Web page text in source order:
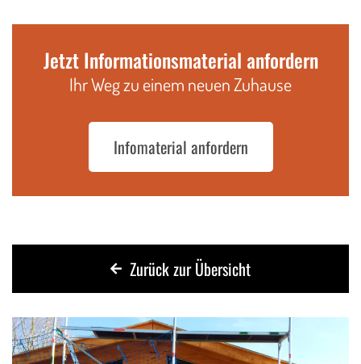
Jetzt Informationsmaterial anfordern
Ihr Weg zu einem neuen Zuhause
Infomaterial anfordern
Zurück zur Übersicht